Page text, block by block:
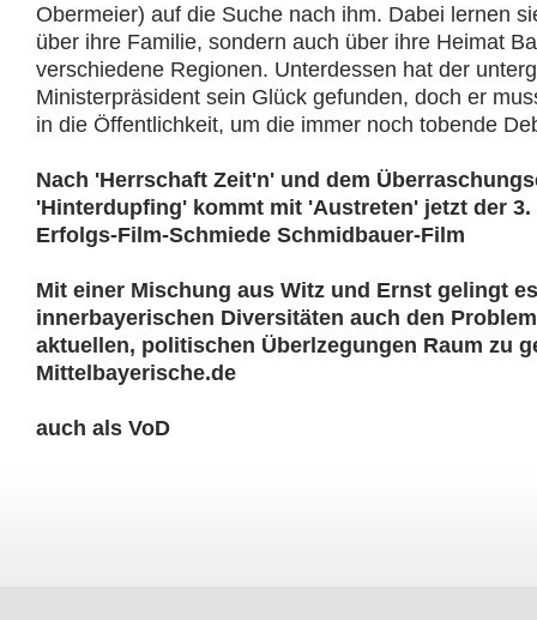
Obermeier) auf die Suche nach ihm. Dabei lernen
über ihre Familie, sondern auch über ihre Heimat
verschiedene Regionen. Unterdessen hat der
Ministerpräsident sein Glück gefunden, doch er
in die Öffentlichkeit, um die immer noch tobende
Nach 'Herrschaft Zeit'n' und dem
'Hinterdupfing' kommt mit 'Austreten' jetzt der 3.
Erfolgs-Film-Schmiede Schmidbauer-Film
Mit einer Mischung aus Witz und Ernst gelingt
innerbayerischen Diversitäten auch den
aktuellen, politischen Überlzegungen Raum zu
Mittelbayerische.de
auch als VoD